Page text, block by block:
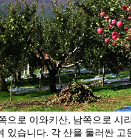
으로 이와키산, 남쪽으로 시
있습니다. 각 산을 둘러싼 고